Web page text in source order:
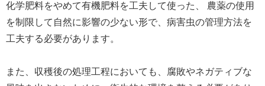
化学肥料をやめて有機肥料を工夫して使った、 農薬の使用
を制限して自然に影響の少ない形で、病害虫の管理方法を
工夫する必要があります。
また、収穫後の処理工程においても、腐敗やネガティブな